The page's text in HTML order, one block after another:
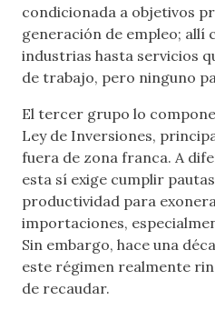
condicionada a objetivos
generación de empleo; allí
industrias hasta servicios
de trabajo, pero ninguno
El tercer grupo lo
Ley de Inversiones,
fuera de zona franca. A
esta sí exige cumplir
productividad para
importaciones,
Sin embargo, hace una
este régimen realmente
de recaudar.